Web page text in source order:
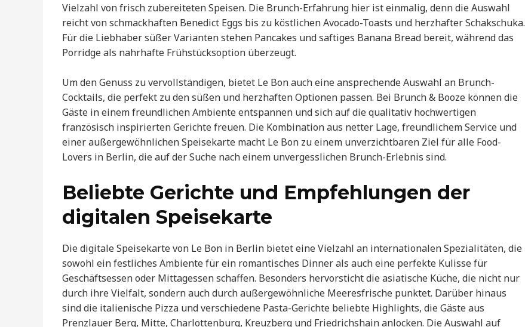
Vielzahl von frisch zubereiteten Speisen. Die Brunch-Erfahrung hier ist einmalig, denn die Auswahl
reicht von schmackhaften Benedict Eggs bis zu köstlichen Avocado-Toasts und herzhafter Schakschuka.
Für die Liebhaber süßer Varianten stehen Pancakes und saftiges Banana Bread bereit, während das
Porridge als nahrhafte Frühstücksoption überzeugt.
Um den Genuss zu vervollständigen, bietet Le Bon auch eine ansprechende Auswahl an Brunch-
Cocktails, die perfekt zu den süßen und herzhaften Optionen passen. Bei Brunch & Booze können die
Gäste in einem freundlichen Ambiente entspannen und sich auf die qualitativ hochwertigen
französisch inspirierten Gerichte freuen. Die Kombination aus netter Lage, freundlichem Service und
einer außergewöhnlichen Speisekarte macht Le Bon zu einem unverzichtbaren Ziel für alle Food-
Lovers in Berlin, die auf der Suche nach einem unvergesslichen Brunch-Erlebnis sind.
Beliebte Gerichte und Empfehlungen der
digitalen Speisekarte
Die digitale Speisekarte von Le Bon in Berlin bietet eine Vielzahl an internationalen Spezialitäten, die
sowohl ein festliches Ambiente für ein romantisches Dinner als auch eine perfekte Kulisse für
Geschäftsessen oder Mittagessen schaffen. Besonders hervorsticht die asiatische Küche, die nicht nur
durch ihre Vielfalt, sondern auch durch außergewöhnliche Meeresfrische punktet. Darüber hinaus
sind die italienische Pizza und verschiedene Pasta-Gerichte beliebte Highlights, die Gäste aus
Prenzlauer Berg, Mitte, Charlottenburg, Kreuzberg und Friedrichshain anlocken. Die Auswahl auf